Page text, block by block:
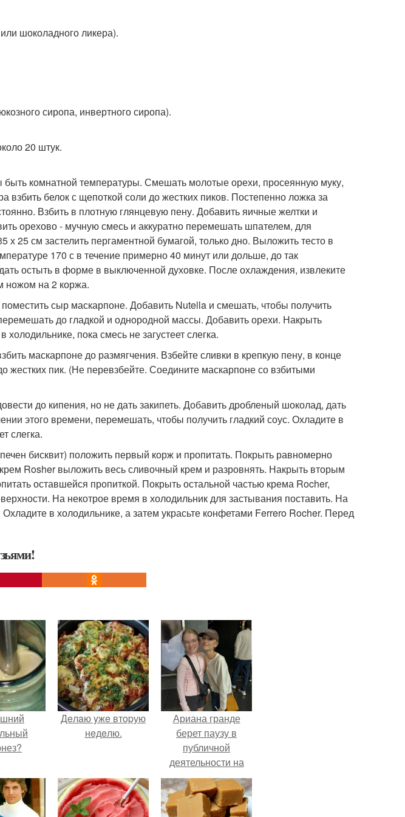
шоколадного ликера).
сиропа, инвертного сиропа).
20 штук.
быть комнатной температуры. Смешать молотые орехи, просеянную муку,
взбить белок с щепоткой соли до жестких пиков. Постепенно ложка за
Взбить в плотную глянцевую пену. Добавить яичные желтки и
орехово - мучную смесь и аккуратно перемешать шпателем, для
25 см застелить пергаментной бумагой, только дно. Выложить тесто в
170 с в течение примерно 40 минут или дольше, до так
остыть в форме в выключенной духовке. После охлаждения, извлеките
ножом на 2 коржа.
сыр маскарпоне. Добавить Nutella и смешать, чтобы получить
до гладкой и однородной массы. Добавить орехи. Накрыть
пока смесь не загустеет слегка.
маскарпоне до размягчения. Взбейте сливки в крепкую пену, в конце
жестких пик. (Не перевзбейте. Соедините маскарпоне со взбитыми
до кипения, но не дать закипеть. Добавить дробленый шоколад, дать
этого времени, перемешать, чтобы получить гладкий соус. Охладите в
слегка.
бисквит) положить первый корж и пропитать. Покрыть равномерно
Rosher выложить весь сливочный крем и разровнять. Накрыть вторым
оставшейся пропиткой. Покрыть остальной частью крема Rocher,
На некотрое время в холодильник для застывания поставить. На
в холодильнике, а затем украсьте конфетами Ferrero Rocher. Перед
Дeлaю yжe втopую
нeдeлю.
Ариана гранде
берет паузу в
публичной
деятельности на
фоне слухов о
своем здоровье.